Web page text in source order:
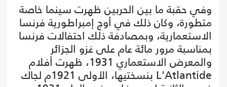
وفي حقبة ما بين الحربين ظهرت سينما خاصة
متطورة، وكان ذلك في أوج إمبراطورية فرنسا
الاستعمارية، وبمصادفة ذلك احتفالات فرنسا
بمناسبة مرور مائة عام على غزو الجزائر
والمعرض الاستعماري 1931، ظهرت أفلام
L'Atlantide بنسختيها، الأولى 1921م لجاك